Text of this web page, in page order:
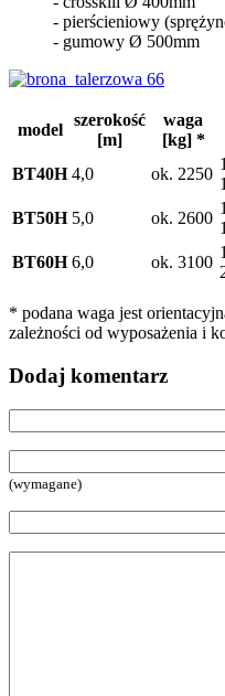
- pierścieniowy
- gumowy Ø 500mm
model
szerokość
[m]
waga
[kg] *
BT40H 4,0 ok. 2250
BT50H 5,0 ok. 2600
BT60H 6,0 ok. 3100
* podana waga jest
zależności od wyposażenia i
Dodaj komentarz
(wymagane)